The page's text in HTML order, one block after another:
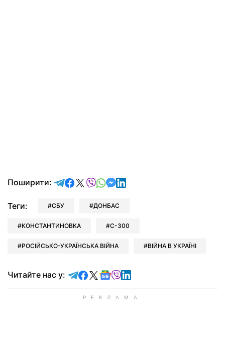
Поширити: відправити у Telegram
поділитись у Facebook
поділитись у X
відправити у Viber
відправити у Whatsapp
відправити у Messenger
відправити у LinkedIn
Теги: СБУ ДОНБАС
КОНСТАНТИНОВКА С-300
РОСІЙСЬКО-УКРАЇНСЬКА ВІЙНА ВІЙНА В УКРАЇНІ
Читайте нас у: Читайте у Telegram
Читайте у Facebook
Читайте у X
Читайте у Google news
Читайте у Viber
Читайте у LinkedIn